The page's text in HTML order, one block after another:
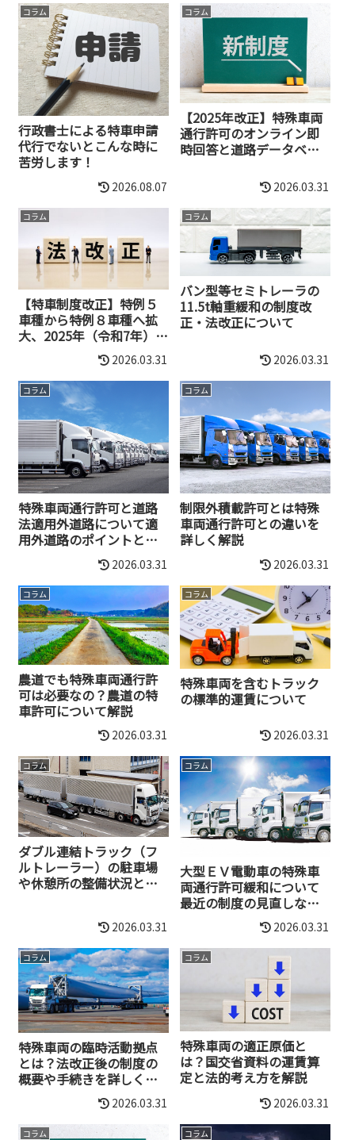
コラム
行政書士による特車申請
代行でないとこんな時に
苦労します！
2026.08.07
コラム
【2025年改正】特殊車両
通行許可のオンライン即
時回答と道路データベー
2026.03.31
コラム
【特車制度改正】特例５
車種から特例８車種へ拡
大、2025年（令和7年）法
2026.03.31
コラム
バン型等セミトレーラの
11.5t軸重緩和の制度改
正・法改正について
2026.03.31
コラム
特殊車両通行許可と道路
法適用外道路について適
用外道路のポイントと注
2026.03.31
コラム
制限外積載許可とは特殊
車両通行許可との違いを
詳しく解説
2026.03.31
コラム
農道でも特殊車両通行許
可は必要なの？農道の特
車許可について解説
2026.03.31
コラム
特殊車両を含むトラック
の標準的運賃について
2026.03.31
コラム
ダブル連結トラック（フ
ルトレーラー）の駐車場
や休憩所の整備状況と対
2026.03.31
コラム
大型ＥＶ電動車の特殊車
両通行許可緩和について
最近の制度の見直しなど
2026.03.31
コラム
特殊車両の臨時活動拠点
とは？法改正後の制度の
概要や手続きを詳しく解
2026.03.31
コラム
特殊車両の適正原価と
は？国交省資料の運賃算
定と法的考え方を解説
2026.03.31
コラム コラム